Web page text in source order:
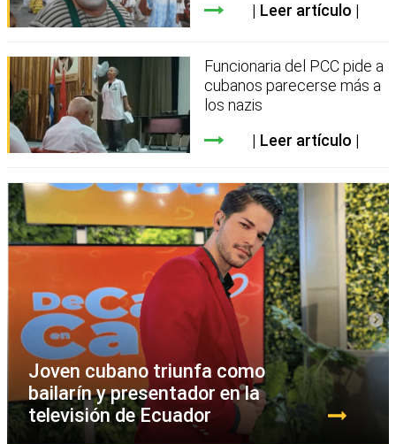
Leer artículo
Funcionaria del PCC pide a
cubanos parecerse más a
los nazis
Leer artículo
Joven cubano triunfa como
bailarín y presentador en la
televisión de Ecuador